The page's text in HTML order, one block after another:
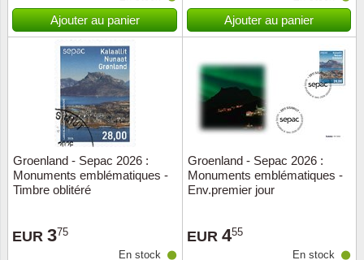
Ajouter au panier Ajouter au panier
Groenland - Sepac 2026 :
Monuments emblématiques -
Timbre oblitéré
EUR 375
En stock
Groenland - Sepac 2026 :
Monuments emblématiques -
Env.premier jour
EUR 455
En stock
Sport